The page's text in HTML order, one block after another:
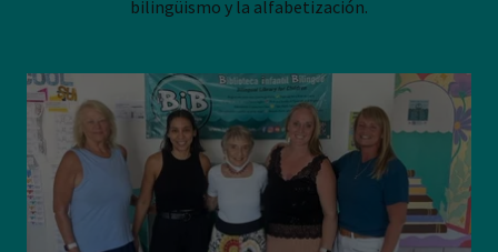
bilingüismo y la alfabetización.